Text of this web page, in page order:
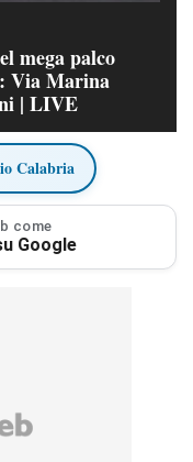
mega palco
Via Marina
| LIVE
Calabria
come
Google